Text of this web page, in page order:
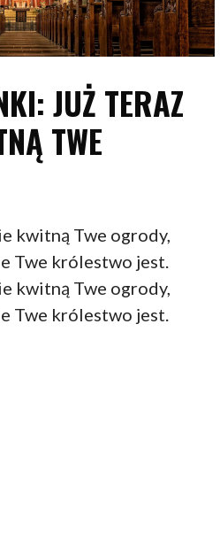
JUŻ TERAZ
TWE
kwitną Twe ogrody,
Twe królestwo jest.
kwitną Twe ogrody,
Twe królestwo jest.